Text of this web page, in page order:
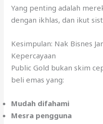
Yang penting adalah
dengan ikhlas, dan ikut
Kesimpulan: Nak Bisnes
Kepercayaan
Public Gold bukan skim
beli emas yang:
Mudah difahami
Mesra pengguna